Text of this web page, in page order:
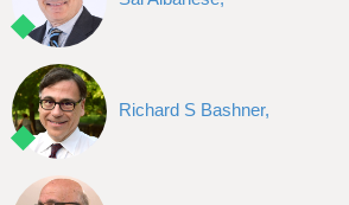
Richard S Bashner,